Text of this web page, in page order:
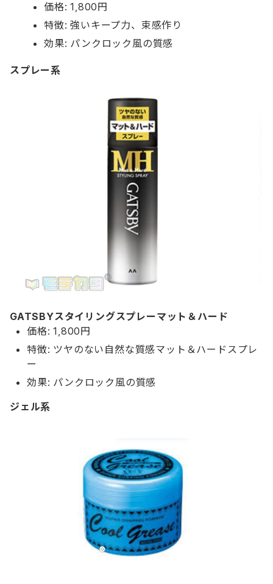
価格: 1,800円
特徴: 強いキープ力、束感作り
効果: パンクロック風の質感
スプレー系
GATSBYスタイリングスプレーマット＆ハード
価格: 1,800円
特徴: ツヤのない自然な質感マット＆ハードスプレ
ー
効果: パンクロック風の質感
ジェル系